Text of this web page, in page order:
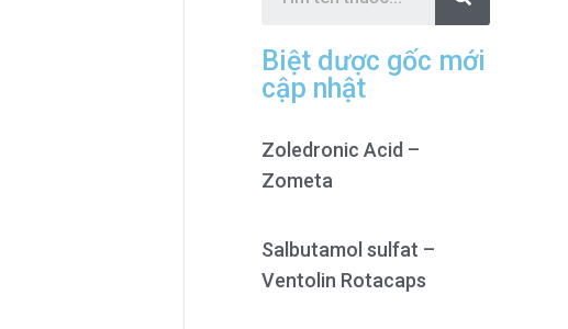
a
r
c
h
Biệt dược gốc mới
cập nhật
Zoledronic Acid –
Zometa
Salbutamol sulfat –
Ventolin Rotacaps